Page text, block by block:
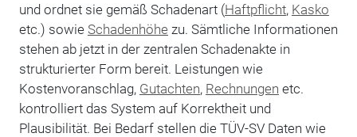
und ordnet sie gemäß Schadenart (Haftpflicht, Kasko
etc.) sowie Schadenhöhe zu. Sämtliche Informationen
stehen ab jetzt in der zentralen Schadenakte in
strukturierter Form bereit. Leistungen wie
Kostenvoranschlag, Gutachten, Rechnungen etc.
kontrolliert das System auf Korrektheit und
Plausibilität. Bei Bedarf stellen die TÜV-SV Daten wie